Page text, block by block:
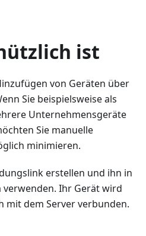
ist
von Geräten über
Sie beispielsweise als
Unternehmensgeräte
Sie manuelle
minimieren.
erstellen und ihn in
Ihr Gerät wird
mit dem Server verbunden.